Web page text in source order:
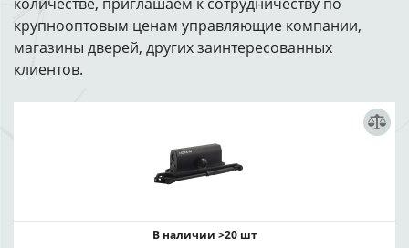
крупнооптовым ценам управляющие компании,
магазины дверей, других заинтересованных
клиентов.
В наличии >20 шт